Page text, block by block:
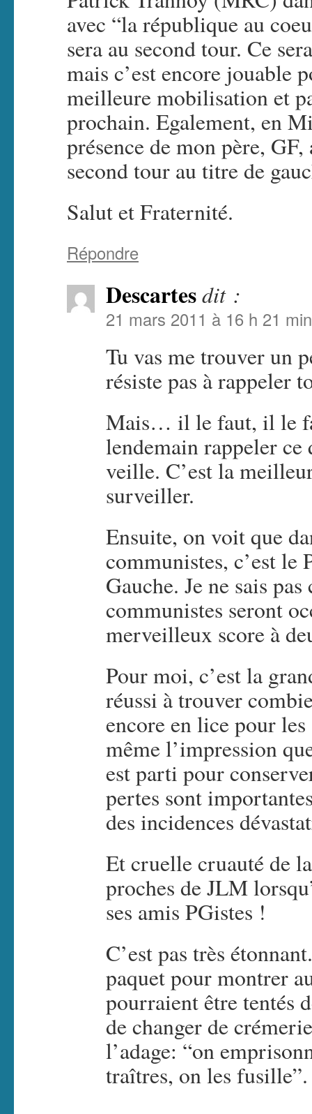
avec “la république au
sera au second tour. Ce
mais c’est encore jouable
meilleure mobilisation et
prochain. Egalement, en
présence de mon père, GF,
second tour au titre de
Salut et Fraternité.
Répondre
Descartesdit :
21 mars 2011 à 16 h 21 min
Tu vas me trouver un
résiste pas à rappeler
Mais… il le faut, il le
lendemain rappeler
veille. C’est la
surveiller.
Ensuite, on voit que
communistes, c’est le
Gauche. Je ne sais
communistes seront
merveilleux score à
Pour moi, c’est la
réussi à trouver
encore en lice pour
même l’impression
est parti pour
pertes sont
des incidences
Et cruelle cruauté de
proches de JLM
ses amis PGistes !
C’est pas très
paquet pour montrer
pourraient être tentés
de changer de
l’adage: “on
traîtres, on les fusille”.